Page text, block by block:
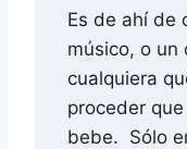
Es de ahí de
músico, o un
cualquiera
proceder
bebe. Sólo